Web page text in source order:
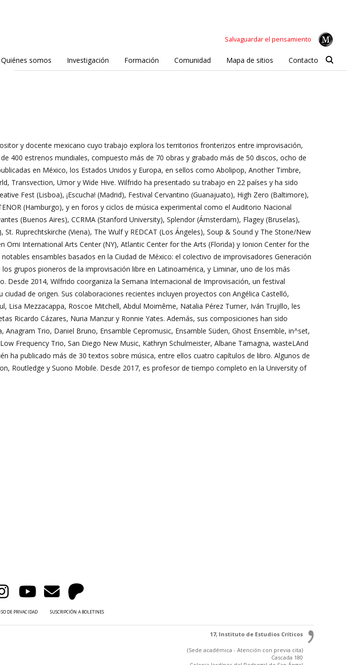
Salvaguardar el pensamiento
Quiénes somos Investigación Formación Comunidad Mapa de sitios Contacto
y docente mexicano cuyo trabajo explora los territorios fronterizos entre improvisación,
400 estrenos mundiales, compuesto más de 70 obras y grabado más de 50 discos, ocho de
en México, los Estados Unidos y Europa, en sellos como Abolipop, Another Timbre,
Transvection, Umor y Wide Hive. Wilfrido ha presentado su trabajo en 22 países y ha sido
Fest (Lisboa), ¡Escucha! (Madrid), Festival Cervantino (Guanajuato), High Zero (Baltimore),
(Hamburgo), y en foros y ciclos de música experimental como el Auditorio Nacional
(Buenos Aires), CCRMA (Stanford University), Splendor (Ámsterdam), Flagey (Bruselas),
Ruprechtskirche (Viena), The Wulf y REDCAT (Los Ángeles), Soup & Sound y The Stone/New
Omi International Arts Center (NY), Atlantic Center for the Arts (Florida) y Ionion Center for the
ensambles basados en la Ciudad de México: el colectivo de improvisadores Generación
grupos pioneros de la improvisación libre en Latinoamérica, y Liminar, uno de los más
Desde 2014, Wilfrido coorganiza la Semana Internacional de Improvisación, un festival
de origen. Sus colaboraciones recientes incluyen proyectos con Angélica Castelló,
Lisa Mezzacappa, Roscoe Mitchell, Abdul Moimême, Natalia Pérez Turner, Iván Trujillo, les
Ricardo Cázares, Nuria Manzur y Ronnie Yates. Además, sus composiciones han sido
Trio, Daniel Bruno, Ensamble Cepromusic, Ensamble Süden, Ghost Ensemble, in^set,
Frequency Trio, San Diego New Music, Kathryn Schulmeister, Albane Tamagna, wasteLAnd
ha publicado más de 30 textos sobre música, entre ellos cuatro capítulos de libro. Algunos de
Routledge y Suono Mobile. Desde 2017, es profesor de tiempo completo en la University of
DE PRIVACIDAD SUSCRIPCIÓN A BOLETINES
17, Instituto de Estudios Críticos
(Sede académica - Atención con previa cita)
Cascada 180